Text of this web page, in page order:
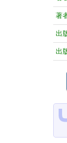
著
出
出